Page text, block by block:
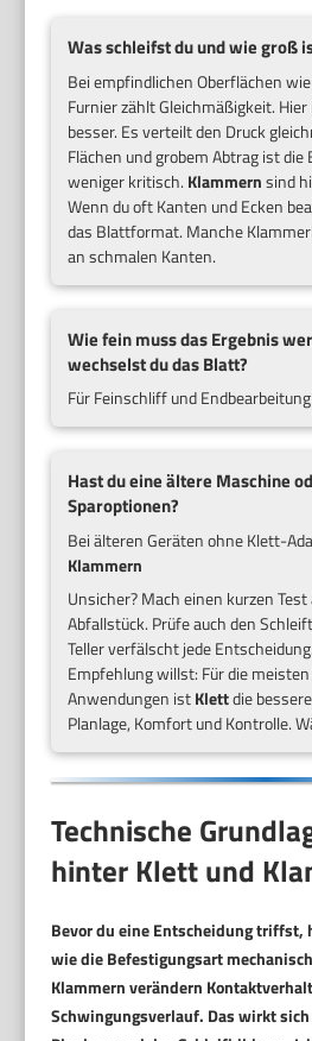
Was schleifst du und wie groß
Bei empfindlichen Oberflächen
Furnier zählt Gleichmäßigkeit.
besser. Es verteilt den Druck
Flächen und grobem Abtrag ist
weniger kritisch. Klammernsind
Wenn du oft Kanten und Ecken
das Blattformat. Manche
an schmalen Kanten.
Wie fein muss das Ergebnis
wechselst du das Blatt?
Für Feinschliff und
Hast du eine ältere Maschine
Sparoptionen?
Bei älteren Geräten ohne Klett-
Klammern
Unsicher? Mach einen kurzen
Abfallstück. Prüfe auch den
Teller verfälscht jede
Empfehlung willst: Für die
Anwendungen istKlettdie
Planlage, Komfort und Kontrolle.
Technische
hinter Klett und
Bevor du eine Entscheidung triffst,
wie die Befestigungsart
Klammern verändern
Schwingungsverlauf. Das wirkt